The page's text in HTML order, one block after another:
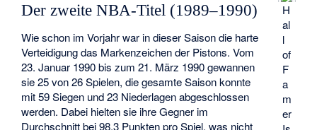
H
al
l
of
F
a
m
er
Der zweite NBA-Titel (1989–1990)
Wie schon im Vorjahr war in dieser Saison die harte
Verteidigung das Markenzeichen der Pistons. Vom
23. Januar 1990 bis zum 21. März 1990 gewannen
sie 25 von 26 Spielen, die gesamte Saison konnte
mit 59 Siegen und 23 Niederlagen abgeschlossen
werden. Dabei hielten sie ihre Gegner im
Durchschnitt bei 98,3 Punkten pro Spiel, was nicht